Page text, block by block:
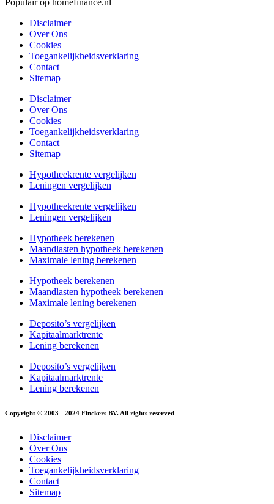
Disclaimer
Over Ons
Cookies
Toegankelijkheidsverklaring
Contact
Sitemap
Disclaimer
Over Ons
Cookies
Toegankelijkheidsverklaring
Contact
Sitemap
Hypotheekrente vergelijken
Leningen vergelijken
Hypotheekrente vergelijken
Leningen vergelijken
Hypotheek berekenen
Maandlasten hypotheek berekenen
Maximale lening berekenen
Hypotheek berekenen
Maandlasten hypotheek berekenen
Maximale lening berekenen
Deposito’s vergelijken
Kapitaalmarktrente
Lening berekenen
Deposito’s vergelijken
Kapitaalmarktrente
Lening berekenen
Copyright © 2003 - 2024 Finckers BV. All rights reserved
Disclaimer
Over Ons
Cookies
Toegankelijkheidsverklaring
Contact
Sitemap